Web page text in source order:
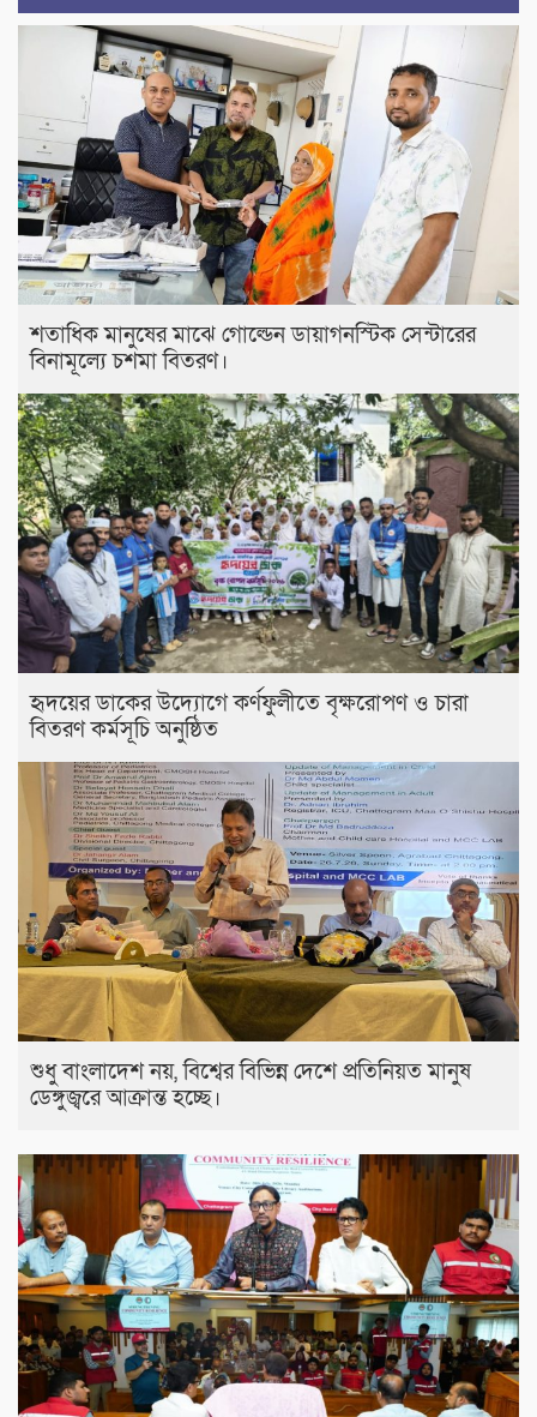
শতাধিক মানুষের মাঝে গোল্ডেন ডায়াগনস্টিক সেন্টারের
বিনামূল্যে চশমা বিতরণ।
হৃদয়ের ডাকের উদ্যোগে কর্ণফুলীতে বৃক্ষরোপণ ও চারা
বিতরণ কর্মসূচি অনুষ্ঠিত
শুধু বাংলাদেশ নয়, বিশ্বের বিভিন্ন দেশে প্রতিনিয়ত মানুষ
ডেঙ্গুজ্বরে আক্রান্ত হচ্ছে।